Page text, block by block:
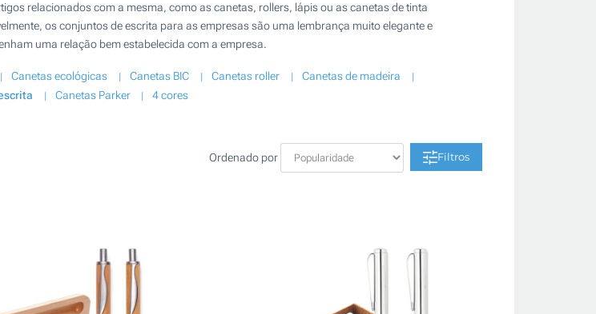
relacionados com a mesma, como as canetas, rollers, lápis ou as canetas de tinta
os conjuntos de escrita para as empresas são uma lembrança muito elegante e
uma relação bem estabelecida com a empresa.
Canetas ecológicas Canetas BIC Canetas roller
Canetas de madeira
Canetas Parker 4 cores
Ordenado por Filtros